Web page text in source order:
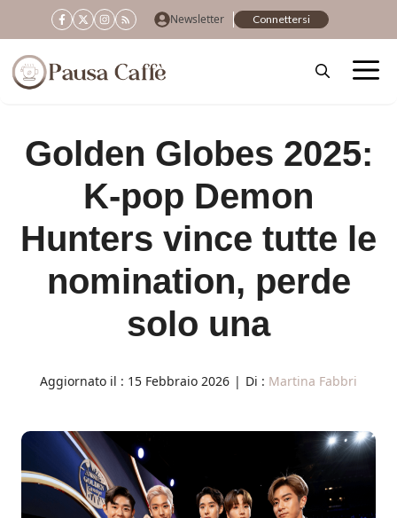
al
contenuto
Newsletter Connettersi
Golden Globes 2025:
K-pop Demon
Hunters vince tutte le
nomination, perde
solo una
Aggiornato il : 15 Febbraio 2026 | Di : Martina Fabbri